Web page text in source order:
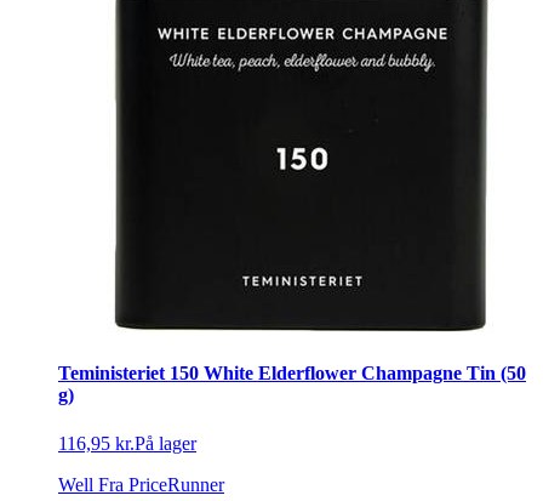
Teministeriet 150 White Elderflower Champagne Tin (50
g)
116,95 kr.På lager
Well Fra PriceRunner